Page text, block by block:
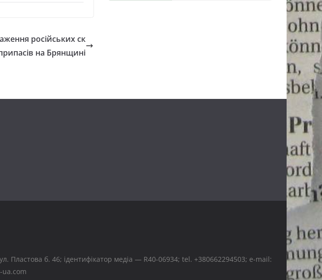
російських ск
на Брянщині
Пластова б. 46; ідентифікатор медіа — R40-06934; tel. +380662294503; e-mail: